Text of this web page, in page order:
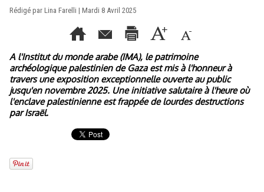
Rédigé par Lina Farelli | Mardi 8 Avril 2025
A l'Institut du monde arabe (IMA), le patrimoine
archéologique palestinien de Gaza est mis à l'honneur à
travers une exposition exceptionnelle ouverte au public
jusqu'en novembre 2025. Une initiative salutaire à l'heure où
l'enclave palestinienne est frappée de lourdes destructions
par Israël.